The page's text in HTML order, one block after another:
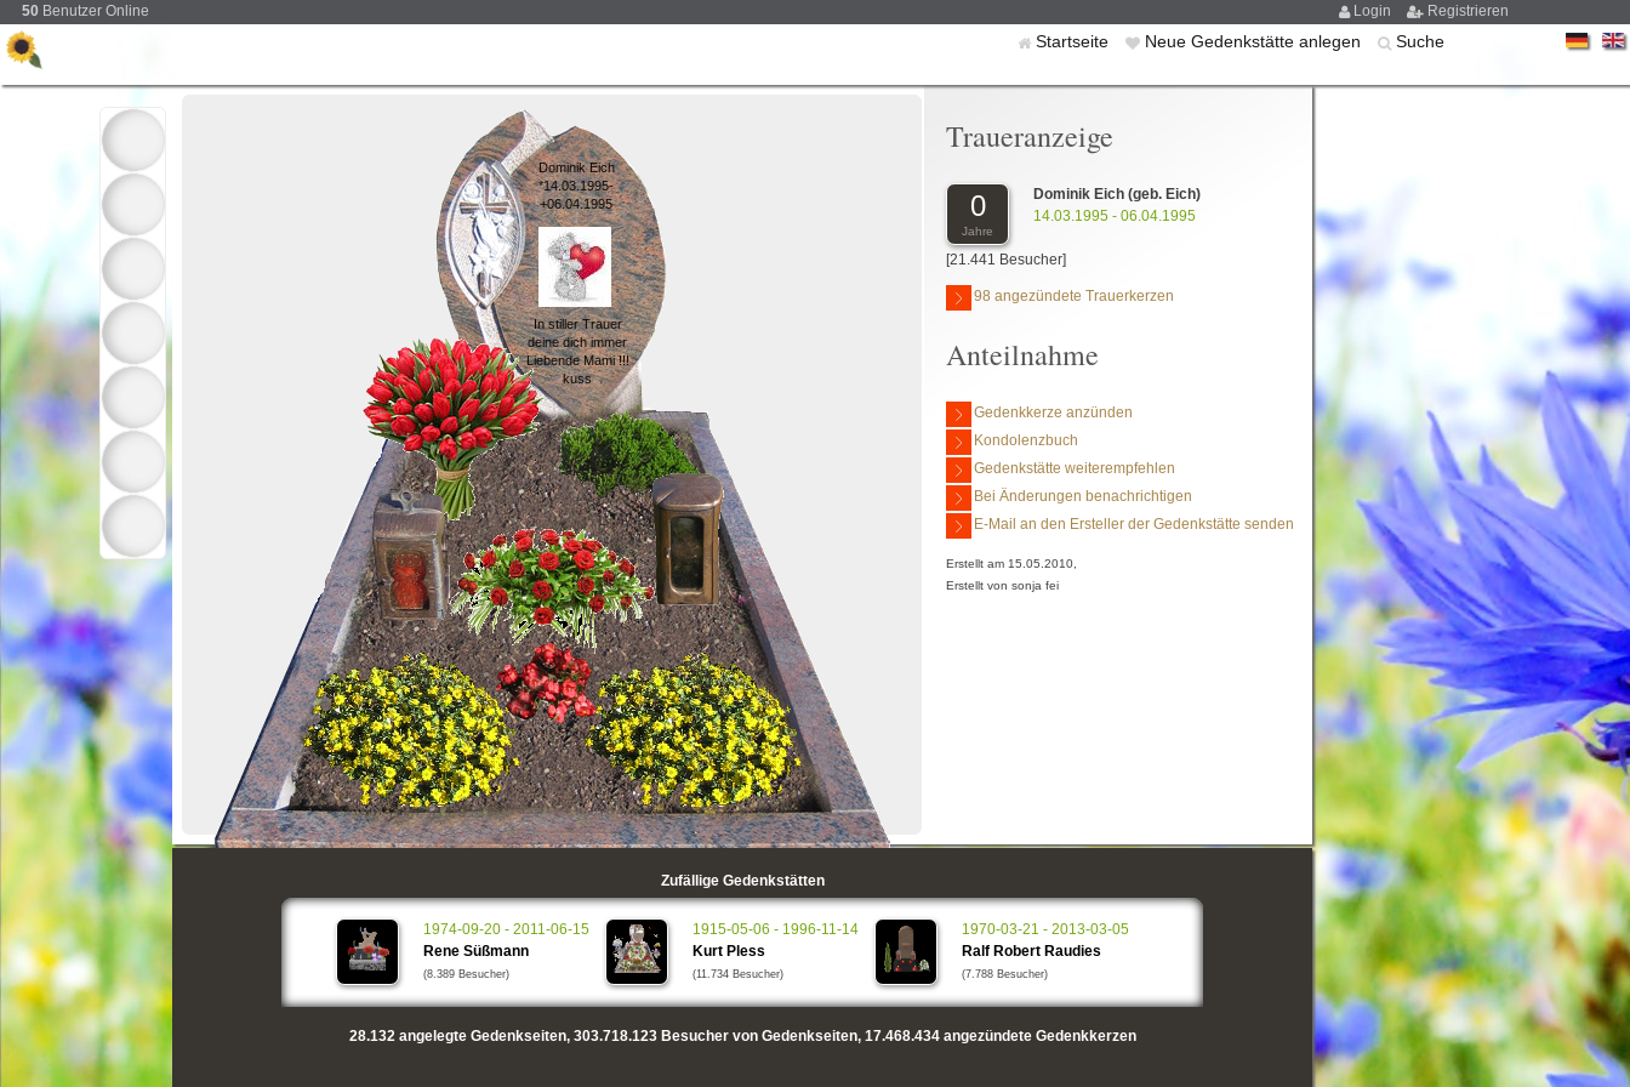
50 Benutzer Online Login Registrieren
Startseite Neue Gedenkstätte anlegen Suche
Dominik Eich
*14.03.1995-
+06.04.1995
In stiller Trauer
deine dich immer
Liebende Mami !!!
kuss
Traueranzeige
0
Jahre
Dominik Eich (geb. Eich)
14.03.1995 - 06.04.1995
[21.441 Besucher]
98 angezündete Trauerkerzen
Anteilnahme
Gedenkkerze anzünden
Kondolenzbuch
Gedenkstätte weiterempfehlen
Bei Änderungen benachrichtigen
E-Mail an den Ersteller der Gedenkstätte senden
Erstellt am 15.05.2010,
Erstellt von sonja fei
Zufällige Gedenkstätten
1974-09-20 - 2011-06-15
Rene Süßmann
(8.389 Besucher)
1915-05-06 - 1996-11-14
Kurt Pless
(11.734 Besucher)
1970-03-21 - 2013-03-05
Ralf Robert Raudies
(7.788 Besucher)
28.132angelegte Gedenkseiten, 303.718.123Besucher von Gedenkseiten, 17.468.434angezündete Gedenkkerzen